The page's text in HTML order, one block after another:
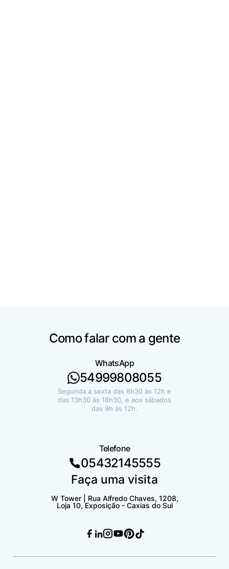
Como falar com a gente
WhatsApp
54999808055
Segunda a sexta das 8h30 às 12h e
das 13h30 às 18h30, e aos sábados
das 9h às 12h.
Telefone
05432145555
Faça uma visita
W Tower | Rua Alfredo Chaves, 1208,
Loja 10, Exposição - Caxias do Sul